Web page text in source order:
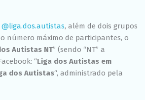
@liga.dos.autistas, além de dois grupos
número máximo de participantes, o
Autistas NT” (sendo “NT” a
“Liga dos Autistas em
dos Autistas“, administrado pela
Marketing
Ao compartilhar
seus interesses
e